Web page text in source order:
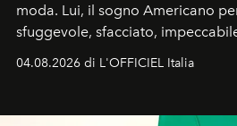
moda. Lui, il sogno Americano
sfuggevole, sfacciato,
John John Kennedy sono i
04.08.2026 di L'OFFICIEL Italia